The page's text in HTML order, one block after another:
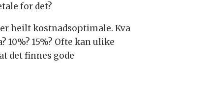
for det?
heilt kostnadsoptimale. Kva
15%? Ofte kan ulike
det finnes gode